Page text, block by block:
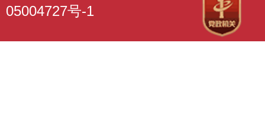
05004727号-1